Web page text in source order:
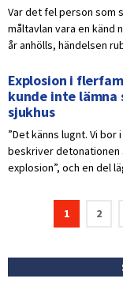
Var det fel person som
måltavlan vara en känd
år anhölls, händelsen
Explosion i
kunde inte
sjukhus
”Det känns lugnt. Vi
beskriver detonationen
explosion”, och en del
1 2